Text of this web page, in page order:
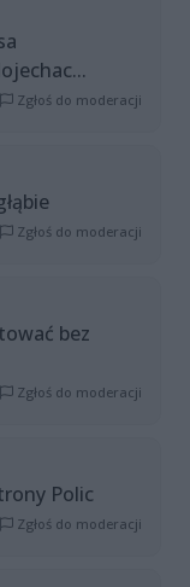
Zgłoś do moderacji
Zgłoś do moderacji
bez
Zgłoś do moderacji
Polic
Zgłoś do moderacji